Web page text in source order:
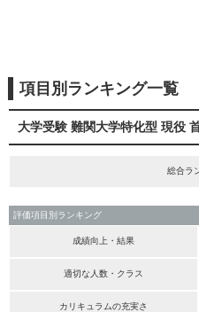
項目別ランキング一覧
大学受験 難関大学特化型 現役
総合ラ
評価項目別ランキング
成績向上・結果
適切な人数・クラス
カリキュラムの充実さ